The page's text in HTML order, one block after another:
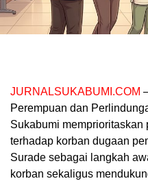
JURNALSUKABUMI.COM
Perempuan dan
Sukabumi
terhadap korban dugaan
Surade sebagai langkah
korban sekaligus